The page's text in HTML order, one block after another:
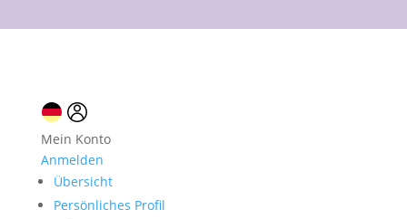
Mein Konto
Anmelden
Übersicht
Persönliches Profil